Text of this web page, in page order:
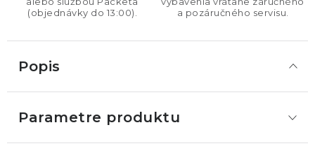
(objednávky do 13:00).
a pozáručného servisu.
Popis
Parametre produktu